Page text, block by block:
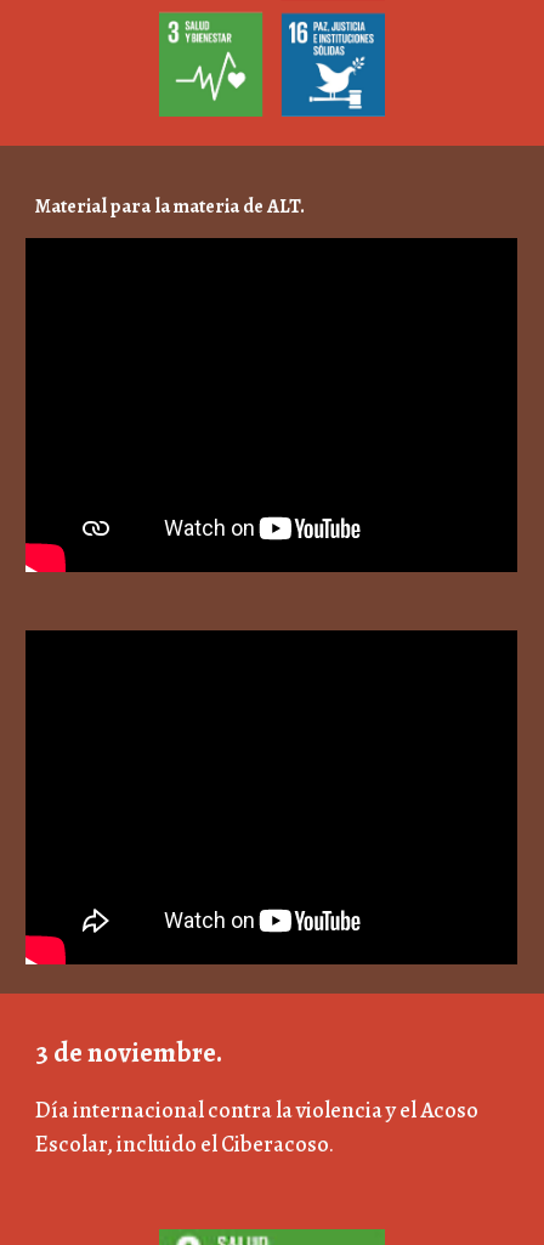
Material para la materia de ALT.
3 de noviembre.
Día internacional contra la violencia y el Acoso
Escolar, incluido el Ciberacoso.